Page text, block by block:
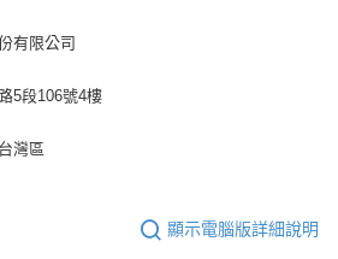
有限公司
5段106號4樓
灣區
顯示電腦版詳細說明